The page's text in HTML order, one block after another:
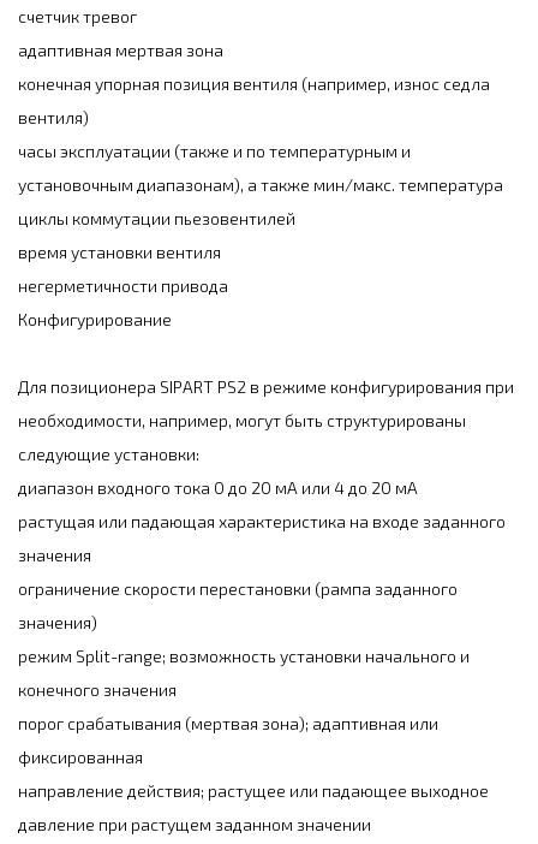
счетчик тревог
адаптивная мертвая зона
конечная упорная позиция вентиля (например, износ седла
вентиля)
часы эксплуатации (также и по температурным и
установочным диапазонам), а также мин/макс. температура
циклы коммутации пьезовентилей
время установки вентиля
негерметичности привода
Конфигурирование
Для позиционера SIPART PS2 в режиме конфигурирования при
необходимости, например, могут быть структурированы
следующие установки:
диапазон входного тока 0 до 20 мА или 4 до 20 мА
растущая или падающая характеристика на входе заданного
значения
ограничение скорости перестановки (рампа заданного
значения)
режим Split-range; возможность установки начального и
конечного значения
порог срабатывания (мертвая зона); адаптивная или
фиксированная
направление действия; растущее или падающее выходное
давление при растущем заданном значении